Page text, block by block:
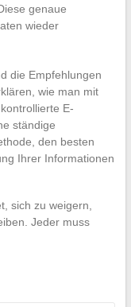
genaue
wieder
die Empfehlungen
wie man mit
E-
ständige
den besten
Ihrer Informationen
sich zu weigern,
Jeder muss